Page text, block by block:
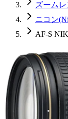
ズーム
ニコン
AF-S